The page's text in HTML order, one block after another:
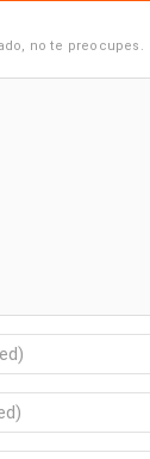
no te preocupes.